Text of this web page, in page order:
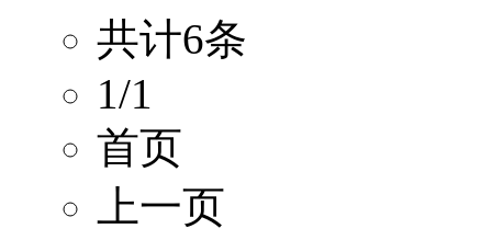
共计6条
1/1
首页
上一页